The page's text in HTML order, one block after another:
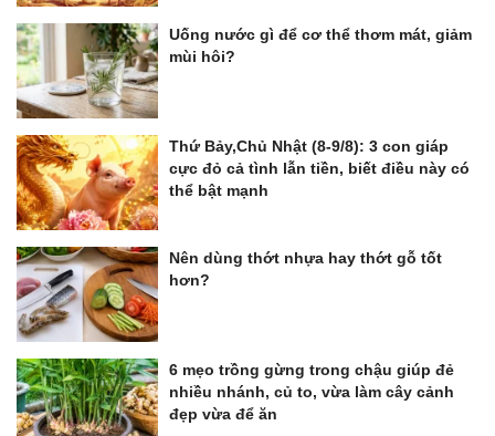
Uống nước gì để cơ thể thơm mát, giảm
mùi hôi?
Thứ Bảy,Chủ Nhật (8-9/8): 3 con giáp
cực đỏ cả tình lẫn tiền, biết điều này có
thể bật mạnh
Nên dùng thớt nhựa hay thớt gỗ tốt
hơn?
6 mẹo trồng gừng trong chậu giúp đẻ
nhiều nhánh, củ to, vừa làm cây cảnh
đẹp vừa để ăn